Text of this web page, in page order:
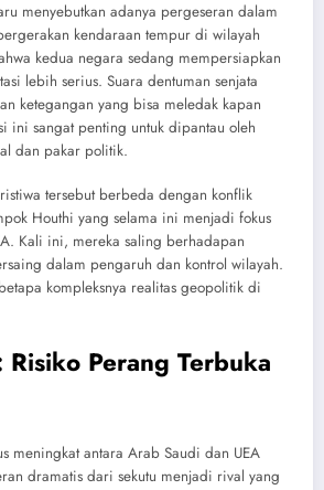
menyebutkan adanya pergeseran dalam
kendaraan tempur di wilayah
kedua negara sedang mempersiapkan
lebih serius. Suara dentuman senjata
ketegangan yang bisa meledak kapan
ini sangat penting untuk dipantau oleh
dan pakar politik.
tersebut berbeda dengan konflik
Houthi yang selama ini menjadi fokus
Kali ini, mereka saling berhadapan
dalam pengaruh dan kontrol wilayah.
kompleksnya realitas geopolitik di
Risiko Perang Terbuka
meningkat antara Arab Saudi dan UEA
dramatis dari sekutu menjadi rival yang